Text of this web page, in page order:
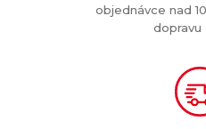
objednávce nad
dopravu